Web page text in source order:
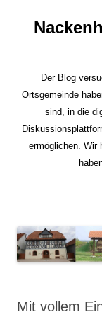
Der Blog
Ortsgemeinde
sind, in die
ermöglichen. Wir
Mit vollem